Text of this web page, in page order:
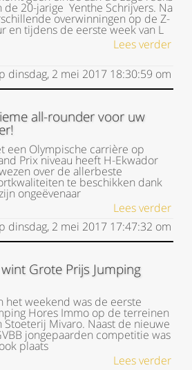
de 20-jarige Yenthe Schrijvers. Na
overwinningen op de Z-
en tijdens de eerste week van L
Lees verder
dinsdag, 2 mei 2017 18:30:59 om
all-rounder voor uw
een Olympische carrière op
Prix niveau heeft H-Ekwador
over de allerbeste
te beschikken dank
ongeëvenaar
Lees verder
dinsdag, 2 mei 2017 17:47:32 om
Grote Prijs Jumping
het weekend was de eerste
Hores Immo op de terreinen
Stoeterij Mivaro. Naast de nieuwe
jongepaarden competitie was
plaats
Lees verder